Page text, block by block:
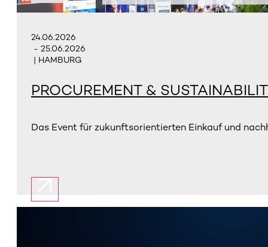
24.06.2026
- 25.06.2026
| HAMBURG
PROCUREMENT &
Das Event für zukunftsorientierten Einkauf und